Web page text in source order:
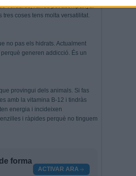
verdures, l'arròs pot acompanyar
coses tens molta versatilitat.
no pas els hidrats. Actualment
generen addicció. És un
provingui dels animals. Si fas
amb la vitamina B-12 i tindràs
energia i incideixen
i ràpides perquè no tinguem
forma
ACTIVAR ARA